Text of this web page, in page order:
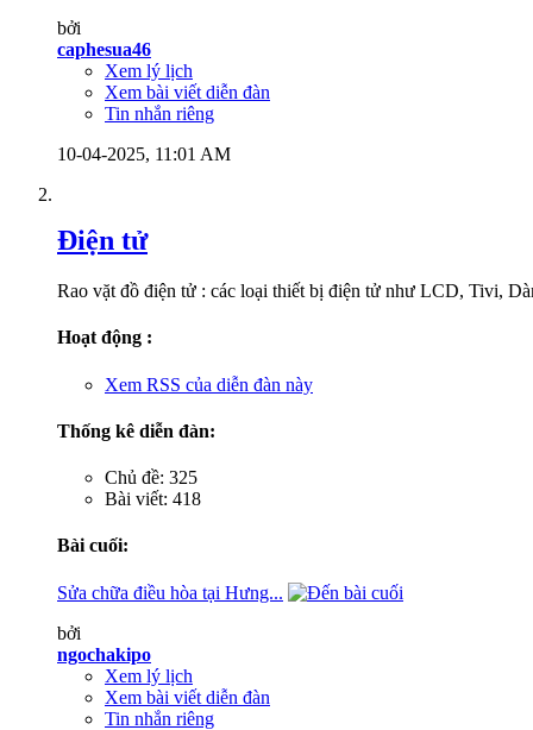
bởi
caphesua46
Xem lý lịch
Xem bài viết diễn đàn
Tin nhắn riêng
10-04-2025, 11:01 AM
Điện tử
Rao vặt đồ điện tử : các loại thiết bị điện tử như LCD, Tivi,
Hoạt động :
Xem RSS của diễn đàn này
Thống kê diễn đàn:
Chủ đề: 325
Bài viết: 418
Bài cuối:
Sửa chữa điều hòa tại Hưng...
bởi
ngochakipo
Xem lý lịch
Xem bài viết diễn đàn
Tin nhắn riêng